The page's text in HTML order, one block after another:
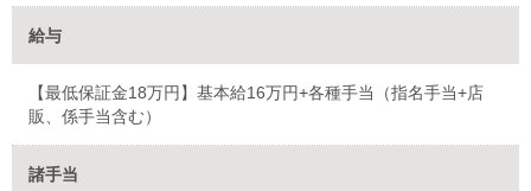
給与
【最低保証金18万円】基本給16万円+各種手当（指名手当+店
販、係手当含む）
諸手当